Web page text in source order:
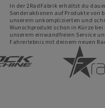
In der 2RadFabrik erhältst du
Sonderaktionen auf Produkte von
unserem unkomplizierten und
Wunschprodukt schon in Kürze
unserem einwandfreien Service
Fahrerlebnis mit deinem neuen